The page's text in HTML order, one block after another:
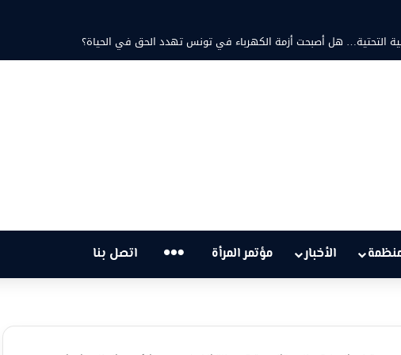
محمد ثابت والشاعرة فاطمة الزامل: عزف على أوتار الحنين وشجن القوافي
الأخبار مؤتمر المرأة … اتصل بنا